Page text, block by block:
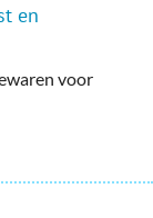
en
voor